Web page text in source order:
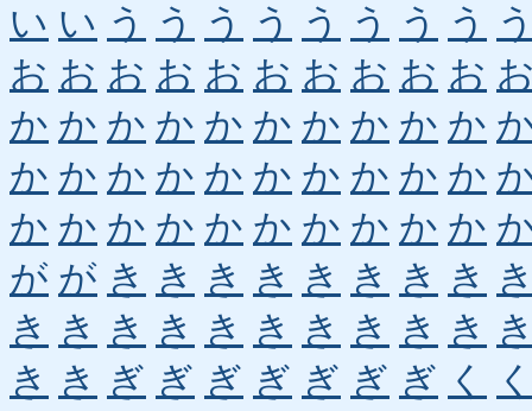
い い う う う う う う う う
お お お お お お お お お お
か か か か か か か か か か
か か か か か か か か か か
か か か か か か か か か か
が が き き き き き き き き
き き き き き き き き き き
き き ぎ ぎ ぎ ぎ ぎ ぎ ぎ く